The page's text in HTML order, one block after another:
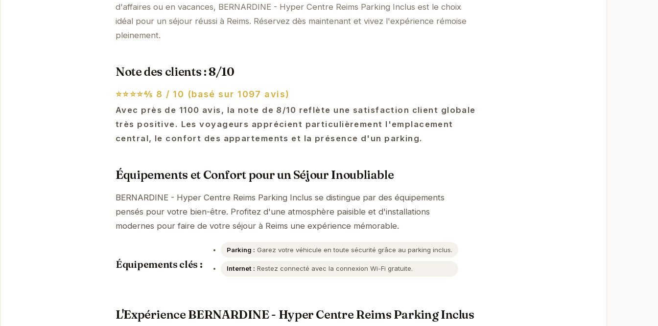
d'affaires ou en vacances, BERNARDINE - Hyper Centre Reims Parking Inclus est le choix
idéal pour un séjour réussi à Reims. Réservez dès maintenant et vivez l'expérience rémoise
pleinement.
Note des clients : 8/10
⭐⭐⭐⭐⅘ 8 / 10 (basé sur 1097 avis)
Avec près de 1100 avis, la note de 8/10 reflète une satisfaction client globale
très positive. Les voyageurs apprécient particulièrement l'emplacement
central, le confort des appartements et la présence d'un parking.
Équipements et Confort pour un Séjour Inoubliable
BERNARDINE - Hyper Centre Reims Parking Inclus se distingue par des équipements
pensés pour votre bien-être. Profitez d'une atmosphère paisible et d'installations
modernes pour faire de votre séjour à Reims une expérience mémorable.
Équipements clés :
Parking : Garez votre véhicule en toute sécurité grâce au parking inclus.
Internet : Restez connecté avec la connexion Wi-Fi gratuite.
L'Expérience BERNARDINE - Hyper Centre Reims Parking Inclus